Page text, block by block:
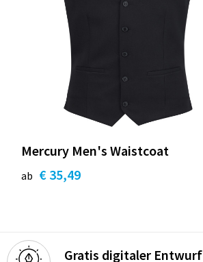
Mercury Men's Waistcoat
ab € 35,49
Gratis digitaler Entwurf